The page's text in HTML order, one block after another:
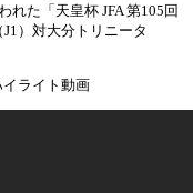
れた「天皇杯 JFA 第105回
）対大分トリニータ
イライト動画